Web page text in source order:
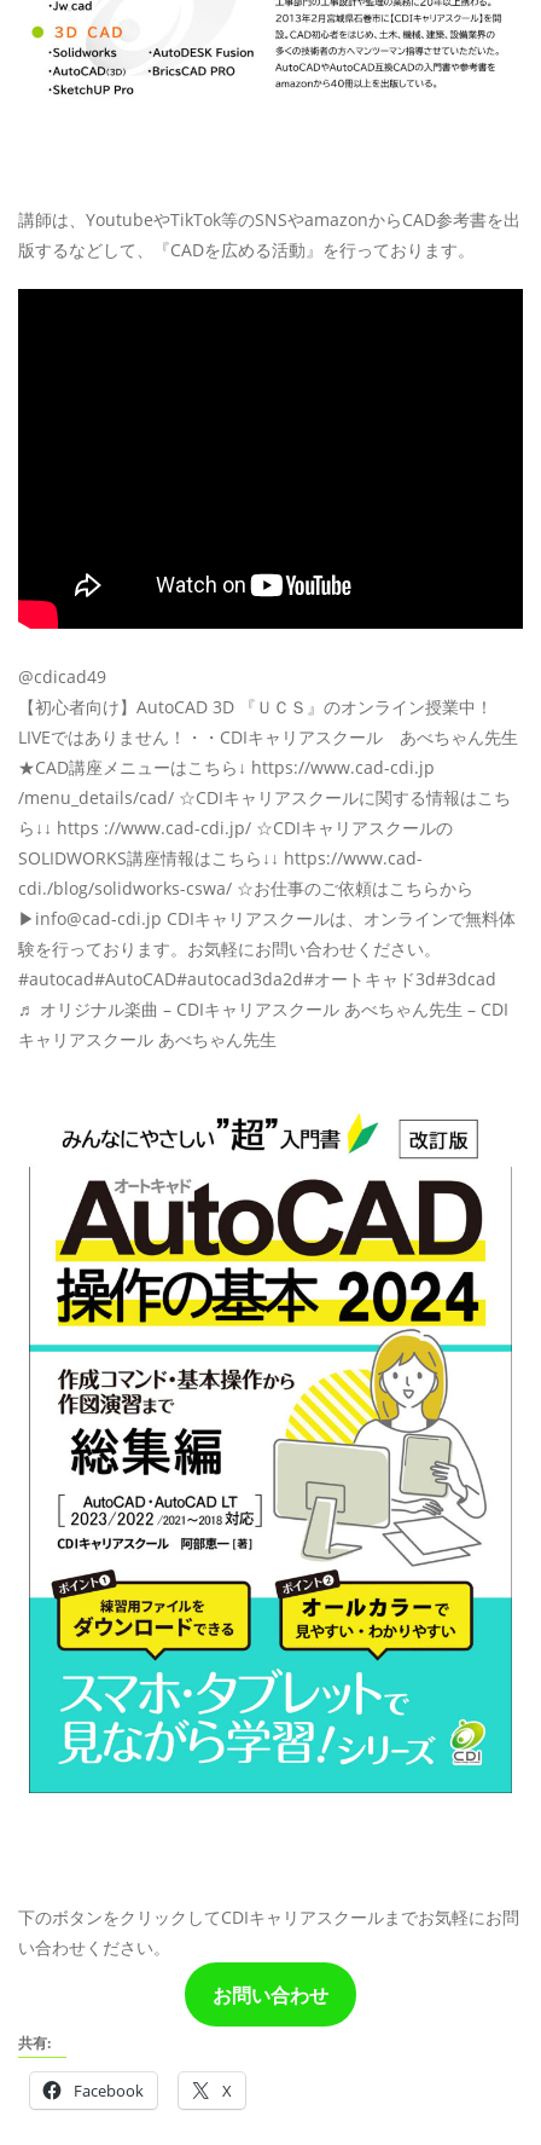
講師は、YoutubeやTikTok等のSNSやamazonからCAD参考書を出
版するなどして、『CADを広める活動』を行っております。
@cdicad49
【初心者向け】AutoCAD 3D 『ＵＣＳ』のオンライン授業中！
LIVEではありません！・・CDIキャリアスクール あべちゃん先生
★CAD講座メニューはこちら↓ https://www.cad-cdi.jp
/menu_details/cad/ ☆CDIキャリアスクールに関する情報はこち
ら↓↓ https ://www.cad-cdi.jp/ ☆CDIキャリアスクールの
SOLIDWORKS講座情報はこちら↓↓ https://www.cad-
cdi./blog/solidworks-cswa/ ☆お仕事のご依頼はこちらから
▶︎info@cad-cdi.jp CDIキャリアスクールは、オンラインで無料体
験を行っております。お気軽にお問い合わせください。
#autocad#AutoCAD#autocad3da2d#オートキャド3d#3dcad
♬ オリジナル楽曲 – CDIキャリアスクール あべちゃん先生 – CDI
キャリアスクール あべちゃん先生
下のボタンをクリックしてCDIキャリアスクールまでお気軽にお問
い合わせください。
お問い合わせ
共有:
Facebook X